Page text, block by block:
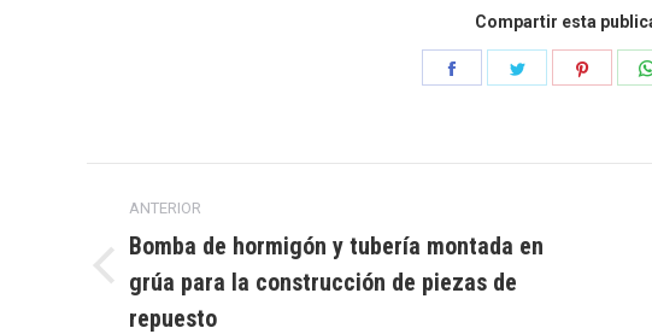
Compartir esta
CompartirCompartir
entre
publicaciones
ANTERIOR
Publicación
anterior:
Bomba de hormigón y tubería montada en
grúa para la construcción de piezas de
repuesto